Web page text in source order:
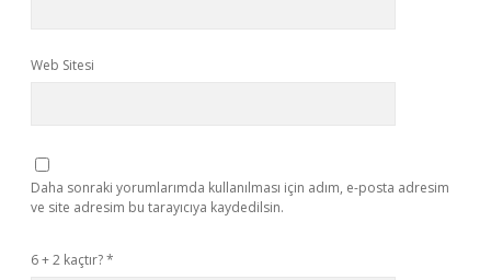
Web Sitesi
Daha sonraki yorumlarımda kullanılması için adım, e-posta adresim
ve site adresim bu tarayıcıya kaydedilsin.
6 + 2 kaçtır?*